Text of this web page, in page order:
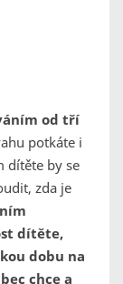
od tří
potkáte i
dítěte by se
zda je
dítěte,
dobu na
chce a